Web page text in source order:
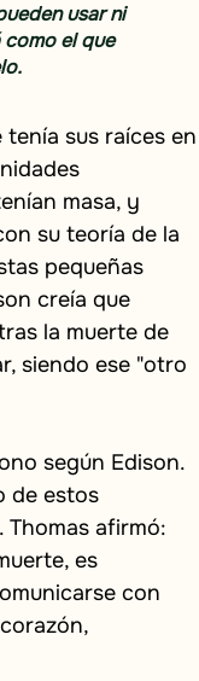
usar ni
como el que
sus raíces en
masa, y
su teoría de la
pequeñas
creía que
la muerte de
siendo ese "otro
según Edison.
de estos
afirmó:
es
con